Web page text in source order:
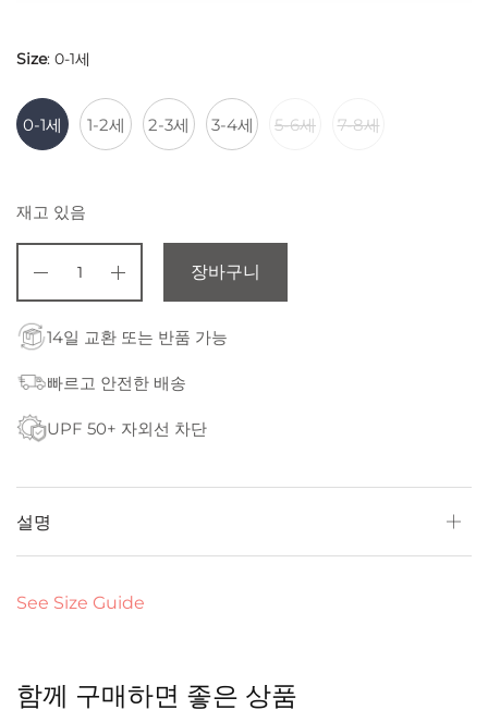
Size: 0-1세
0-1세 1-2세 2-3세 3-4세 5-6세 7-8세
재고 있음
장바구니
14일 교환 또는 반품 가능
빠르고 안전한 배송
UPF 50+ 자외선 차단
설명
See Size Guide
함께 구매하면 좋은 상품